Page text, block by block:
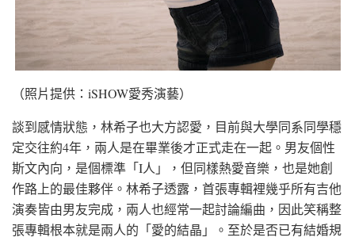
（照片提供：iSHOW愛秀演藝）
談到感情狀態，林希子也大方認愛，目前與大學同系同學穩
定交往約4年，兩人是在畢業後才正式走在一起。男友個性
斯文內向，是個標準「I人」，但同樣熱愛音樂，也是她創
作路上的最佳夥伴。林希子透露，首張專輯裡幾乎所有吉他
演奏皆由男友完成，兩人也經常一起討論編曲，因此笑稱整
張專輯根本就是兩人的「愛的結晶」。至於是否已有結婚規